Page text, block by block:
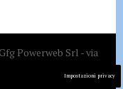
Powerweb Srl - via
Impostazioni privacy